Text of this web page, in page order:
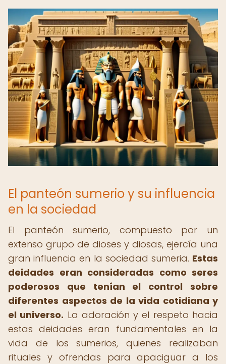
El panteón sumerio y su influencia
en la sociedad
El panteón sumerio, compuesto por un
extenso grupo de dioses y diosas, ejercía una
gran influencia en la sociedad sumeria. Estas
deidades eran consideradas como seres
poderosos que tenían el control sobre
diferentes aspectos de la vida cotidiana y
el universo. La adoración y el respeto hacia
estas deidades eran fundamentales en la
vida de los sumerios, quienes realizaban
rituales y ofrendas para apaciguar a los